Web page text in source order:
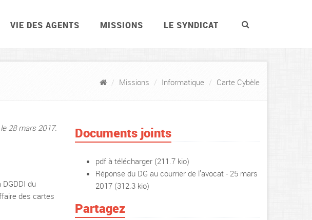
VIE DES AGENTS MISSIONS LE SYNDICAT
Missions Informatique Carte Cybèle
28 mars 2017.
du
des cartes
Documents joints
pdf à télécharger (211.7 kio)
Réponse du DG au courrier de l’avocat - 25 mars
2017 (312.3 kio)
Partagez